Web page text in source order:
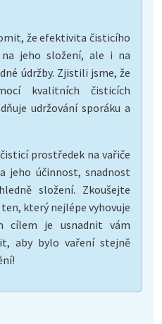
že efektivita čisticího
jeho složení, ale i na
údržby. Zjistili jsme, že
kvalitních čisticích
udržování sporáku a
prostředek na vařiče
jeho účinnost, snadnost
složení. Zkoušejte
který nejlépe vyhovuje
cílem je usnadnit vám
aby bylo vaření stejně